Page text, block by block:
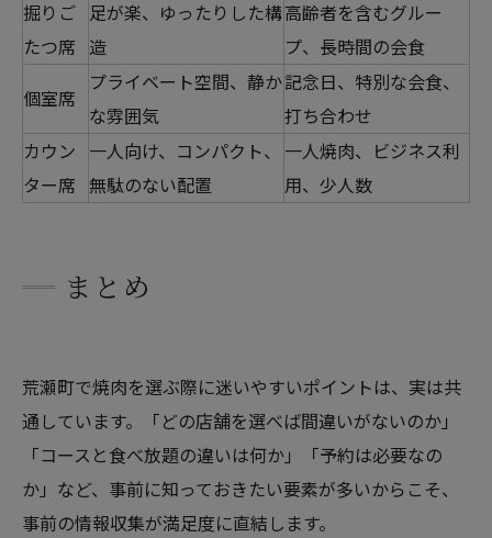
掘りご
たつ席
足が楽、ゆったりした構
造
高齢者を含むグルー
プ、長時間の会食
個室席
プライベート空間、静か
な雰囲気
記念日、特別な会食、
打ち合わせ
カウン
ター席
一人向け、コンパクト、
無駄のない配置
一人焼肉、ビジネス利
用、少人数
まとめ
荒瀬町で焼肉を選ぶ際に迷いやすいポイントは、実は共
通しています。「どの店舗を選べば間違いがないのか」
「コースと食べ放題の違いは何か」「予約は必要なの
か」など、事前に知っておきたい要素が多いからこそ、
事前の情報収集が満足度に直結します。